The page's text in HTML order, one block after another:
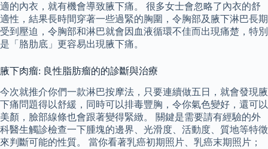
適的內衣，就有機會導致腋下痛。 很多女士會忽略了內衣的舒
適性，結果長時間穿著一些過緊的胸圍，令胸部及腋下淋巴長期
受到壓迫，令胸部和淋巴就會因血液循環不佳而出現痛楚，特別
是「胳肋底」更容易出現腋下痛。
腋下肉瘤: 良性脂肪瘤的的診斷與治療
今次就推介你們一款淋巴按摩法，只要連續做五日，就會發現腋
下痛問題得以舒緩，同時可以排毒豐胸，令你氣色變好，還可以
美顏，臉部線條也會跟著變得緊緻。 關鍵是需要請有經驗的外
科醫生觸診檢查一下腫塊的邊界、光滑度、活動度、質地等特徵
來判斷可能的性質。 當你看著乳癌初期照片、乳癌末期照片；